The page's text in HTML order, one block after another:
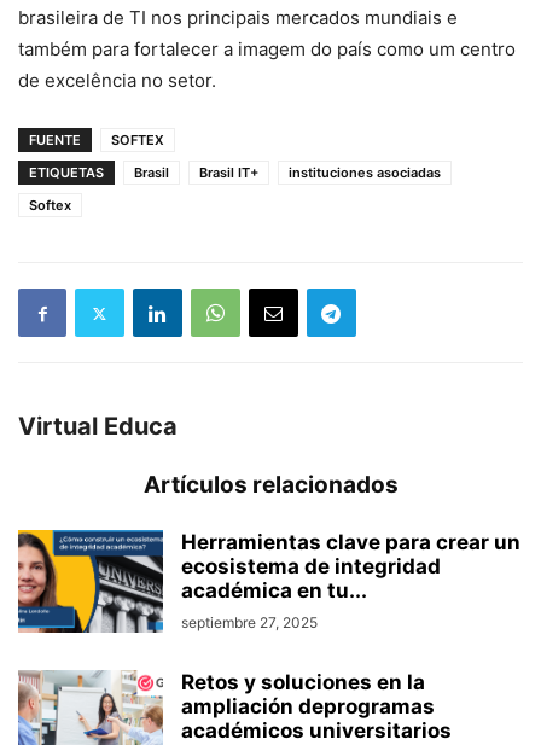
brasileira de TI nos principais mercados mundiais e
também para fortalecer a imagem do país como um centro
de excelência no setor.
FUENTE
SOFTEX
ETIQUETAS
Brasil Brasil IT+
instituciones asociadas
Softex
Virtual Educa
Artículos relacionados
Herramientas clave para crear un
ecosistema de integridad
académica en tu...
septiembre 27, 2025
Retos y soluciones en la
ampliación deprogramas
académicos universitarios